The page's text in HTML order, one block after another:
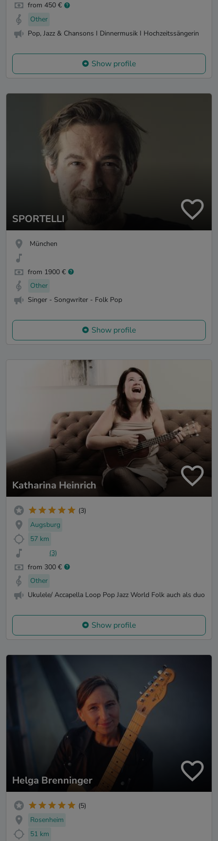
from 450 €
Other
Pop, Jazz & Chansons I Dinnermusik I Hochzeitssängerin
Show profile
SPORTELLI
München
from 1900 €
Other
Singer - Songwriter - Folk Pop
Show profile
Katharina Heinrich
(3)
Augsburg
57 km
(3)
from 300 €
Other
Ukulele/ Accapella Loop Pop Jazz World Folk auch als duo
Show profile
Helga Brenninger
(5)
Rosenheim
51 km